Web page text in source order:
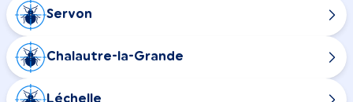
Servon
Chalautre-la-Grande
Léchelle